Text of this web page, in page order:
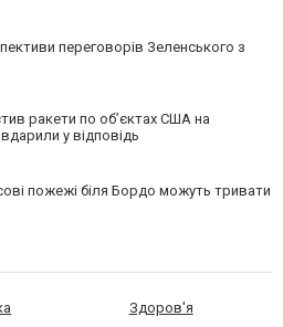
переговорів Зеленського з
ракети по обʼєктах США на
у відповідь
пожежі біля Бордо можуть тривати
Здоров'я